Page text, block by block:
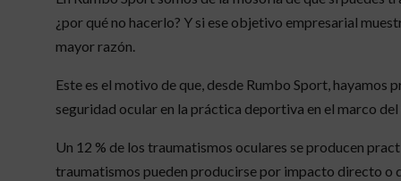
¿por qué no hacerlo? Y si ese objetivo empresarial
mayor razón.
Este es el motivo de que, desde Rumbo Sport,
seguridad ocular en la práctica deportiva en el marco
Un 12 % de los traumatismos oculares se producen
traumatismos pueden producirse por impacto directo o